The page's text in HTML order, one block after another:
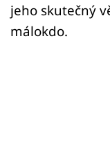
jeho skutečný
málokdo.